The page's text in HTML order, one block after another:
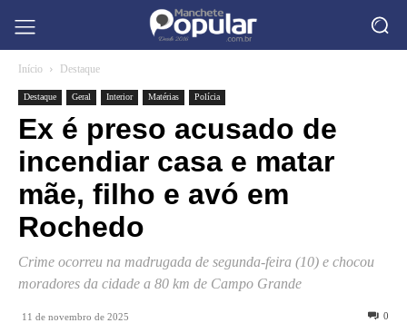
Início Destaque
Destaque Geral Interior Matérias Polícia
Ex é preso acusado de
incendiar casa e matar
mãe, filho e avó em
Rochedo
Crime ocorreu na madrugada de segunda-feira (10) e chocou
moradores da cidade a 80 km de Campo Grande
11 de novembro de 2025 0